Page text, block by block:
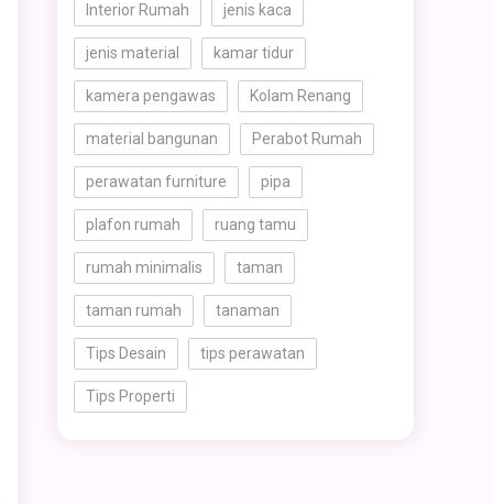
Interior Rumah jenis kaca
jenis material kamar tidur
kamera pengawas Kolam Renang
material bangunan Perabot Rumah
perawatan furniture pipa
plafon rumah ruang tamu
rumah minimalis taman
taman rumah tanaman
Tips Desain tips perawatan
Tips Properti